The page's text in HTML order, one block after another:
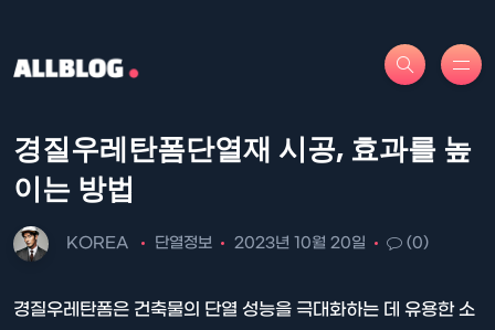
경질우레탄폼단열재 시공, 효과를 높
이는 방법
KOREA 단열정보 2023년 10월 20일 (0)
경질우레탄폼은 건축물의 단열 성능을 극대화하는 데 유용한 소